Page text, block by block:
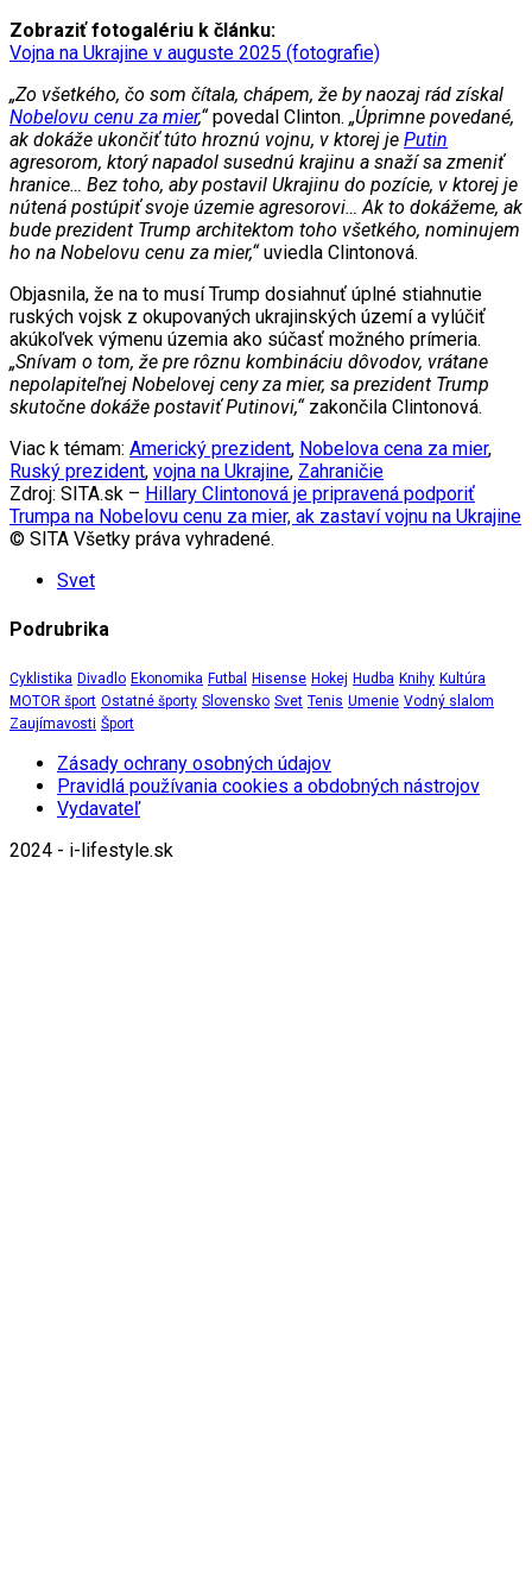
Zobraziť fotogalériu k článku:
Vojna na Ukrajine v auguste 2025 (fotografie)
„Zo všetkého, čo som čítala, chápem, že by naozaj rád získal
Nobelovu cenu za mier,“ povedal Clinton. „Úprimne povedané,
ak dokáže ukončiť túto hroznú vojnu, v ktorej je Putin
agresorom, ktorý napadol susednú krajinu a snaží sa zmeniť
hranice… Bez toho, aby postavil Ukrajinu do pozície, v ktorej je
nútená postúpiť svoje územie agresorovi… Ak to dokážeme, ak
bude prezident Trump architektom toho všetkého, nominujem
ho na Nobelovu cenu za mier,“ uviedla Clintonová.
Objasnila, že na to musí Trump dosiahnuť úplné stiahnutie
ruských vojsk z okupovaných ukrajinských území a vylúčiť
akúkoľvek výmenu územia ako súčasť možného prímeria.
„Snívam o tom, že pre rôznu kombináciu dôvodov, vrátane
nepolapiteľnej Nobelovej ceny za mier, sa prezident Trump
skutočne dokáže postaviť Putinovi,“ zakončila Clintonová.
Viac k témam: Americký prezident, Nobelova cena za mier,
Ruský prezident, vojna na Ukrajine, Zahraničie
Zdroj: SITA.sk – Hillary Clintonová je pripravená podporiť
Trumpa na Nobelovu cenu za mier, ak zastaví vojnu na Ukrajine
© SITA Všetky práva vyhradené.
Svet
Podrubrika
Cyklistika Divadlo Ekonomika Futbal Hisense Hokej Hudba Knihy Kultúra
MOTOR šport Ostatné športy Slovensko Svet Tenis Umenie Vodný slalom
Zaujímavosti Šport
Zásady ochrany osobných údajov
Pravidlá používania cookies a obdobných nástrojov
Vydavateľ
2024 - i-lifestyle.sk